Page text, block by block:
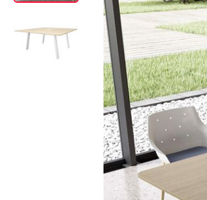
Bürocontainer
Standcontainer
Rollcontainer